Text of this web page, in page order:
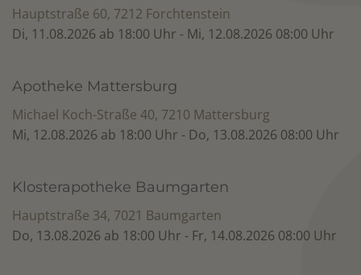
Hauptstraße 60, 7212 Forchtenstein
Di, 11.08.2026 ab 18:00 Uhr - Mi, 12.08.2026 08:00 Uhr
Apotheke Mattersburg
Michael Koch-Straße 40, 7210 Mattersburg
Mi, 12.08.2026 ab 18:00 Uhr - Do, 13.08.2026 08:00 Uhr
Klosterapotheke Baumgarten
Hauptstraße 34, 7021 Baumgarten
Do, 13.08.2026 ab 18:00 Uhr - Fr, 14.08.2026 08:00 Uhr